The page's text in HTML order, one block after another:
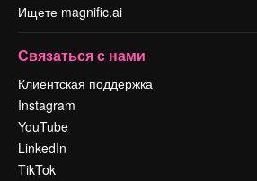
Ищете magnific.ai
Связаться с нами
Клиентская поддержка
Instagram
YouTube
LinkedIn
TikTok